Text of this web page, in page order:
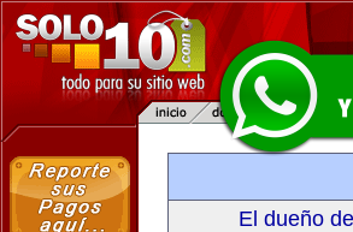
El dueño